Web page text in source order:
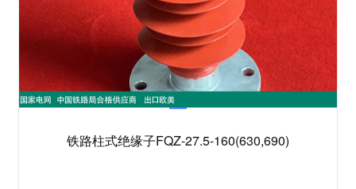
铁路柱式绝缘子FQZ-27.5-160(630,690)